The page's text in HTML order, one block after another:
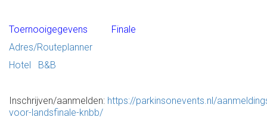
Toernooigegevens Finale
Adres/Routeplanner
Hotel
B&B
Inschrijven/aanmelden: https://parkinsonevents.nl/
voor-landsfinale-knbb/